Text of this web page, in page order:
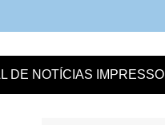
DE NOTÍCIAS IMPRESSO